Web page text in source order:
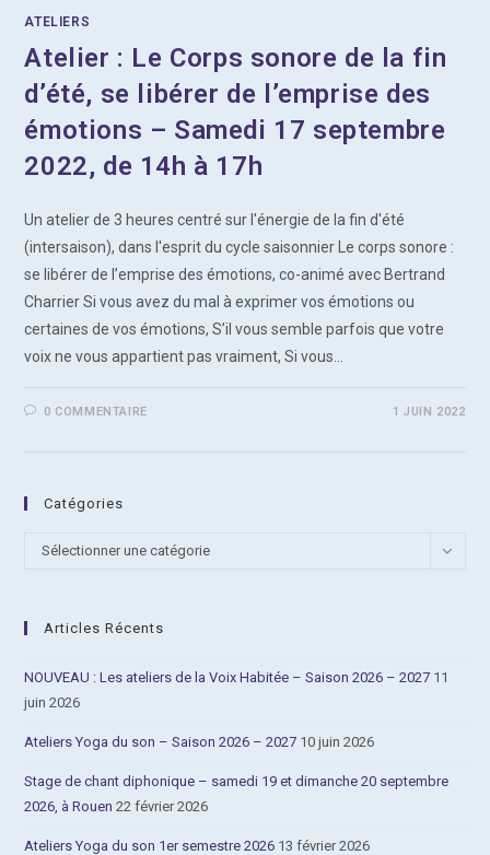
ATELIERS
Atelier : Le Corps sonore de la fin
d’été, se libérer de l’emprise des
émotions – Samedi 17 septembre
2022, de 14h à 17h
Un atelier de 3 heures centré sur l'énergie de la fin d'été
(intersaison), dans l'esprit du cycle saisonnier Le corps sonore :
se libérer de l’emprise des émotions, co-animé avec Bertrand
Charrier Si vous avez du mal à exprimer vos émotions ou
certaines de vos émotions, S’il vous semble parfois que votre
voix ne vous appartient pas vraiment, Si vous…
0 COMMENTAIRE 1 JUIN 2022
Catégories
Catégories
Sélectionner une catégorie
Articles Récents
NOUVEAU : Les ateliers de la Voix Habitée – Saison 2026 – 2027 11
juin 2026
Ateliers Yoga du son – Saison 2026 – 2027 10 juin 2026
Stage de chant diphonique – samedi 19 et dimanche 20 septembre
2026, à Rouen 22 février 2026
Ateliers Yoga du son 1er semestre 2026 13 février 2026